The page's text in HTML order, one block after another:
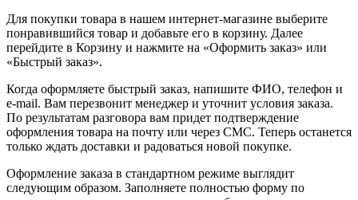
Для покупки товара в нашем интернет-магазине выберите
понравившийся товар и добавьте его в корзину. Далее
перейдите в Корзину и нажмите на «Оформить заказ» или
«Быстрый заказ».
Когда оформляете быстрый заказ, напишите ФИО, телефон и
e-mail. Вам перезвонит менеджер и уточнит условия заказа.
По результатам разговора вам придет подтверждение
оформления товара на почту или через СМС. Теперь останется
только ждать доставки и радоваться новой покупке.
Оформление заказа в стандартном режиме выглядит
следующим образом. Заполняете полностью форму по